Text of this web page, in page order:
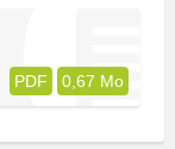
PDF 0,67 Mo